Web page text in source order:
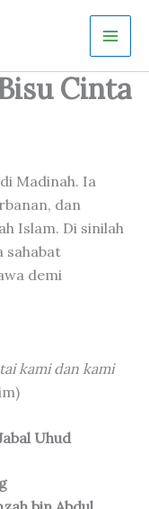
Cinta
Madinah. Ia
dan
Islam. Di sinilah
sahabat
kami dan kami
Uhud